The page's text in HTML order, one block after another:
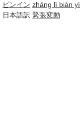
ピンイン zhāng lì biàn yì
日本語訳 緊張変動